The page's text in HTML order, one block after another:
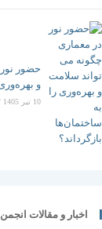
حضور
و
10 تیر 1405
اخبار و مقالات انجمن